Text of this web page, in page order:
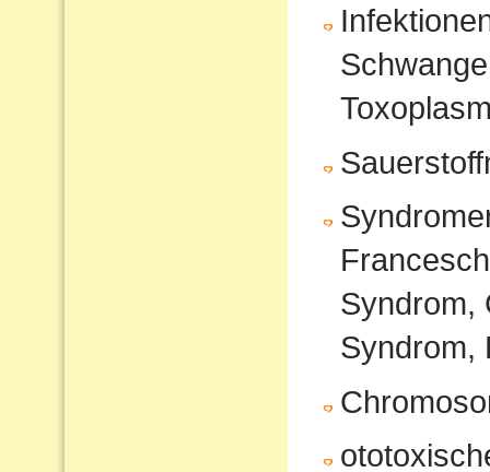
Syndrom,
Syndrom,